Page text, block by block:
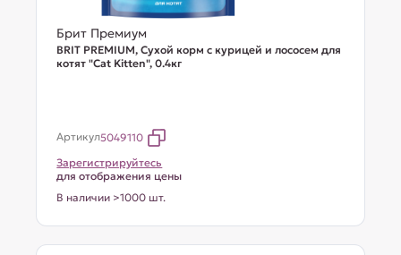
Брит Премиум
BRIT PREMIUM, Сухой корм с курицей и лососем для
котят "Cat Kitten", 0.4кг
Артикул5049110
Зарегистрируйтесь
для отображения цены
В наличии >1000 шт.